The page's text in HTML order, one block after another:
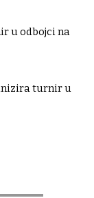
u odbojci na
turnir u